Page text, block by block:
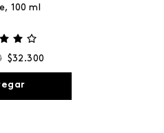
100 ml
$32 .300